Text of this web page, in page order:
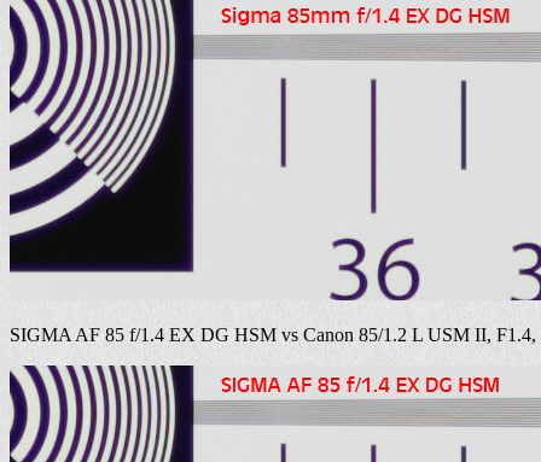
SIGMA AF 85 f/1.4 EX DG HSM vs Canon 85/1.2 L USM II, F1.4,